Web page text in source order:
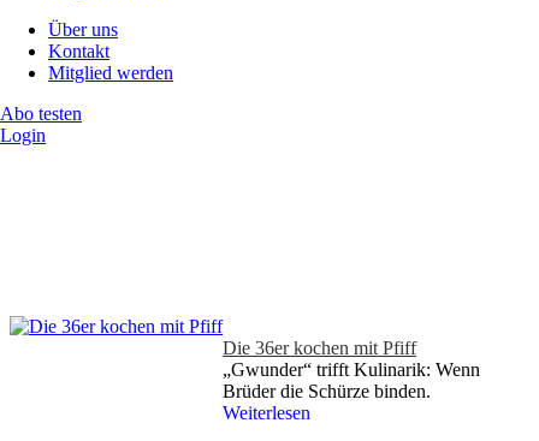
Über uns
Kontakt
Mitglied werden
Abo testen
Login
Die 36er kochen mit Pfiff
„Gwunder“ trifft Kulinarik: Wenn
Brüder die Schürze binden.
Weiterlesen